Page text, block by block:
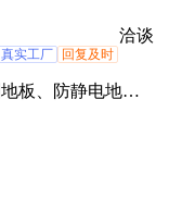
洽谈
真实工厂
回复及时
板、防静电地
地板、硫酸钙防静
活动地板、OA网
电地板、pvc胶地
房金属墙板、机房